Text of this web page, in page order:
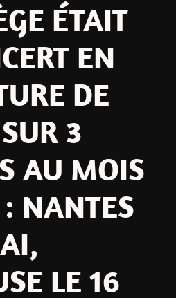
ÉTAIT
EN
DE
3
AU MOIS
NANTES
LE 16